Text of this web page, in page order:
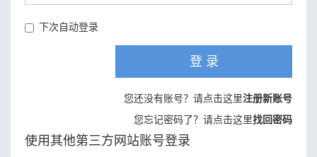
下次自动登录
登 录
您还没有账号？请点击这里注册新账号
您忘记密码了？请点击这里找回密码
使用其他第三方网站账号登录